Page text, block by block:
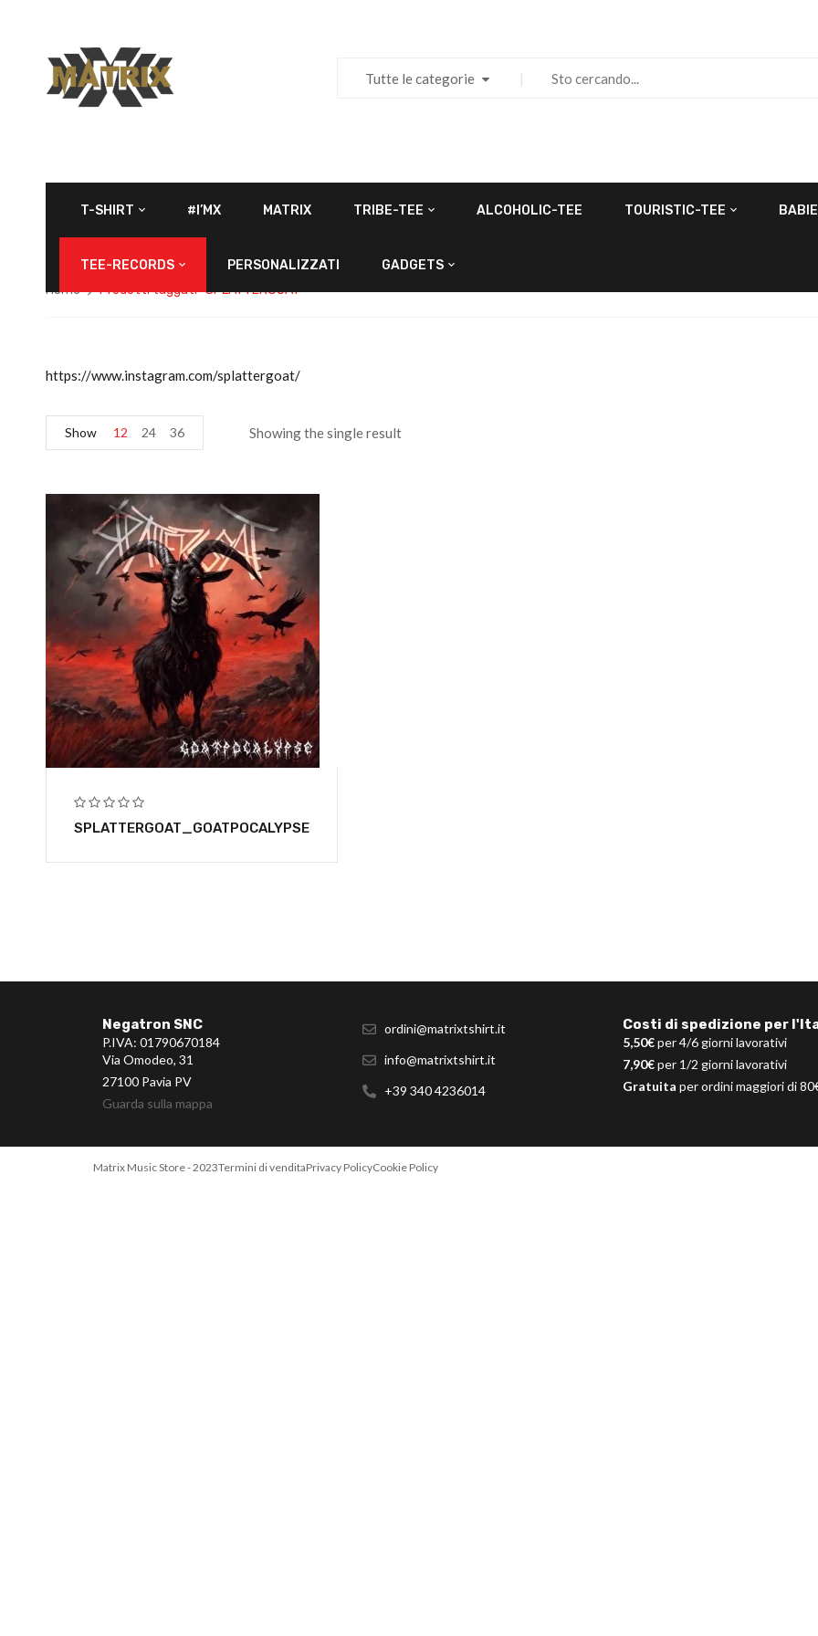
Tutte le categorie
T-SHIRT #I’MX MATRIX TRIBE-TEE ALCOHOLIC-TEE TOURISTIC-TEE
TEE-RECORDS PERSONALIZZATI GADGETS
Home Prodotti taggati “SPLATTERGOAT”
https://www.instagram.com/splattergoat/
Showing the single result
Show 12 24 36
SPLATTERGOAT_GOATPOCALYPSE
Negatron SNC
P.IVA: 01790670184
Via Omodeo, 31
27100 Pavia PV
Guarda sulla mappa
ordini@matrixtshirt.it
info@matrixtshirt.it
+39 340 4236014
Costi di spedizione per
5,50€per 4/6 giorni lavorativi
7,90€per 1/2 giorni lavorativi
Gratuita per ordini maggiori di
Matrix Music Store - 2023Termini di venditaPrivacy PolicyCookie Policy